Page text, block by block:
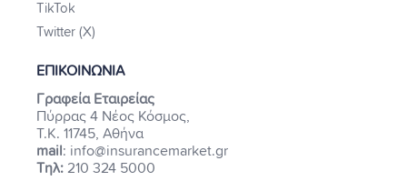
TikTok
Twitter (X)
ΕΠΙΚΟΙΝΩΝΙΑ
Γραφεία Εταιρείας
Πύρρας 4 Νέος Κόσμος,
Τ.Κ. 11745, Αθήνα
mail: info@insurancemarket.gr
Τηλ: 210 324 5000